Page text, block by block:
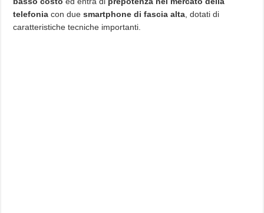
telefonia con duesmartphone di fascia alta , dotati di
caratteristiche tecniche importanti.